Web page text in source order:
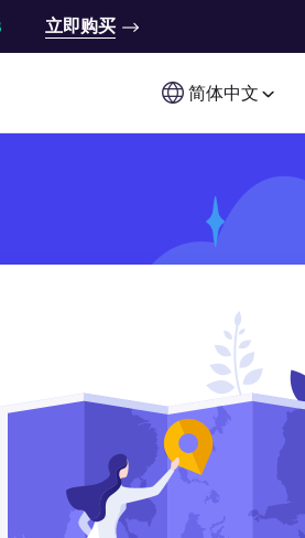
立即购买
简体中文